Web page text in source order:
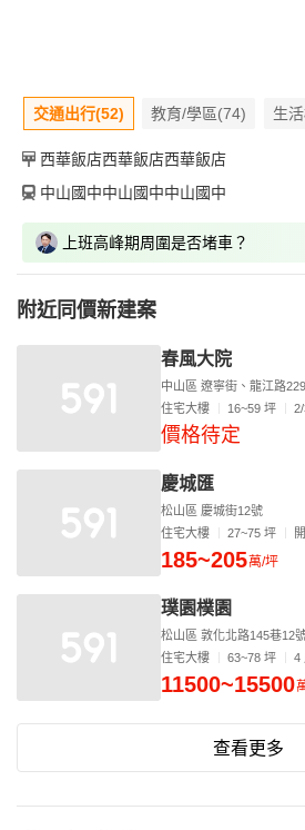
交通出行(52) 教育/學區(74) 生
西華飯店西華飯店西華飯店
中山國中中山國中中山國中
上班高峰期周圍是否堵車？
附近同價新建案
春風大院
中山區 遼寧街、龍江路
住宅大樓
16~59 坪
價格待定
慶城匯
松山區 慶城街12號
住宅大樓
27~75 坪
185~205萬/坪
璞園樸園
松山區 敦化北路145巷12
住宅大樓
63~78 坪 4
11500~15500
查看更多